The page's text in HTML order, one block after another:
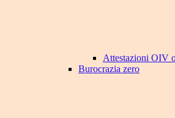
Attestazioni OIV
Burocrazia zero